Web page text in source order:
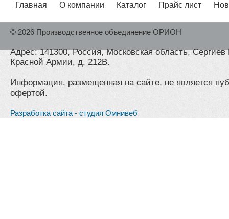
Главная О компании Каталог Прайс лист
© 2026 Производственное объединение ОРИОН
Адрес: 141300, Россия, Московская область,
Красной Армии, д. 212В.
Информация, размещенная на сайте, не является
офертой.
Разработка сайта - студия Омнивеб